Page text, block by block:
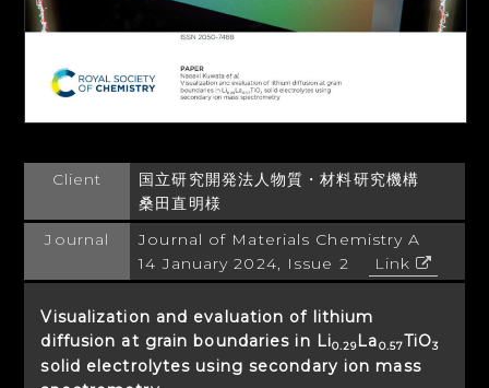
Client
国立研究開発法人物質・材料研究機構
桑田直明様
Journal
Journal of Materials Chemistry A
14 January 2024, Issue 2
Link
Visualization and evaluation of lithium
diffusion at grain boundaries in Li0.29La0.57TiO3
solid electrolytes using secondary ion mass